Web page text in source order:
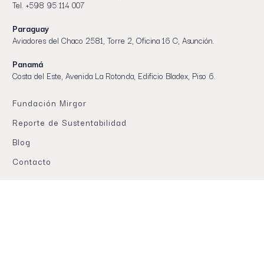
Tel. +598 95 114 007
Paraguay
Aviadores del Chaco 2581, Torre 2, Oficina 16 C, Asunción.
Panamá
Costa del Este, Avenida La Rotonda, Edificio Bladex, Piso 6.
Fundación Mirgor
Reporte de Sustentabilidad
Blog
Contacto